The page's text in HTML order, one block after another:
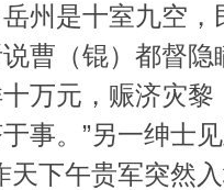
州是十室九空
曹（锟）都督
万元，赈济灾
事。”另一绅士
天下午贵军突然